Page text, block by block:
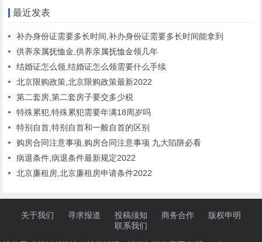
最近发表
补办身份证需要多长时间,补办身份证需要多长时间能拿到
供养亲属抚恤金,供养亲属抚恤金领几年
结婚证怎么领,结婚证怎么领需要什么手续
北京限购政策,北京限购政策最新2022
第二套房,第二套房子要交多少税
特殊累犯,特殊累犯需要年满18周岁吗
特别自首,特别自首和一般自首的区别
购房合同注意事项,购房合同注意事项 九大陷阱必看
病退条件,病退条件最新规定2022
北京廉租房,北京廉租房申请条件2022
关于我们 寻求报道 投稿须知 商务合作
版权申明
联系我们